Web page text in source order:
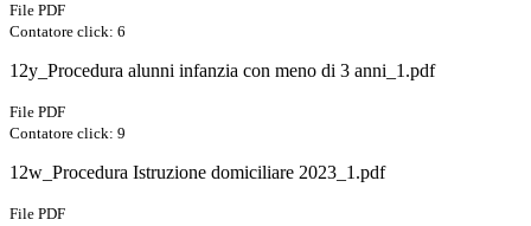
File PDF
Contatore click: 6
12y_Procedura alunni infanzia con meno di 3 anni_1.pdf
File PDF
Contatore click: 9
12w_Procedura Istruzione domiciliare 2023_1.pdf
File PDF